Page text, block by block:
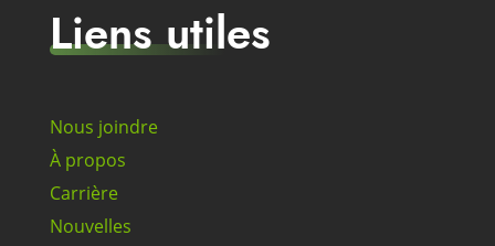
Liens utiles
Nous joindre
À propos
Carrière
Nouvelles